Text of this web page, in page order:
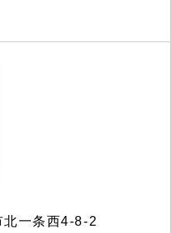
一条西4-8-2